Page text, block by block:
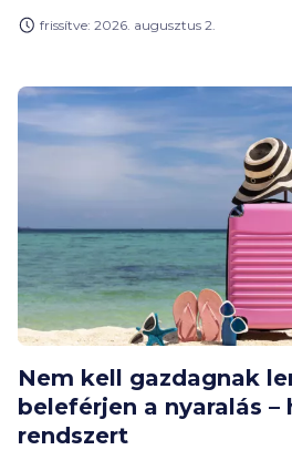
frissítve: 2026. augusztus 2.
Nem kell gazdagnak
beleférjen a nyaralás –
rendszert